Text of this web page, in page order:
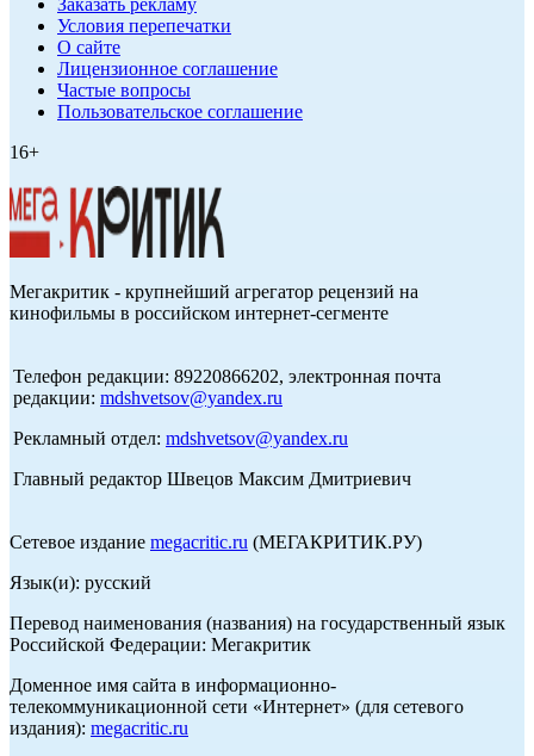
Условия перепечатки
О сайте
Лицензионное соглашение
Частые вопросы
Пользовательское соглашение
16+
Мегакритик - крупнейший агрегатор рецензий на
кинофильмы в российском интернет-сегменте
Телефон редакции: 89220866202, электронная почта
редакции: mdshvetsov@yandex.ru
Рекламный отдел: mdshvetsov@yandex.ru
Главный редактор Швецов Максим Дмитриевич
Сетевое издание megacritic.ru (МЕГАКРИТИК.РУ)
Язык(и): русский
Перевод наименования (названия) на государственный язык
Российской Федерации: Мегакритик
Доменное имя сайта в информационно-
телекоммуникационной сети «Интернет» (для сетевого
издания): megacritic.ru